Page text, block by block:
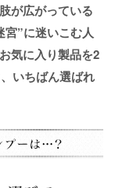
が広がっている
宮”に迷いこむ人
気に入り製品を2
いちばん選ばれ